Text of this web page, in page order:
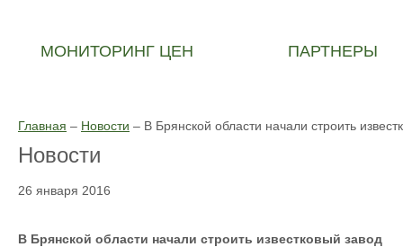
МОНИТОРИНГ ЦЕН ПАРТНЕРЫ
Главная – Новости – В Брянской области начали строить
Новости
26 января 2016
В Брянской области начали строить известковый завод